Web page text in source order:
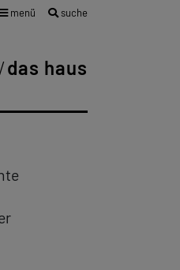
menü suche
das haus